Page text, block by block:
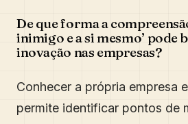
De que forma a
inimigo e a si mesmo’ pode
inovação nas empresas?
Conhecer a própria empresa
permite identificar pontos de